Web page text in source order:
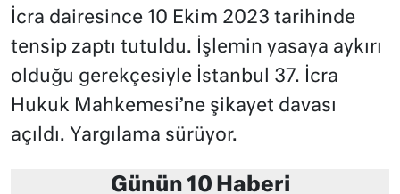
İcra dairesince 10 Ekim 2023 tarihinde
tensip zaptı tutuldu. İşlemin yasaya aykırı
olduğu gerekçesiyle İstanbul 37. İcra
Hukuk Mahkemesi’ne şikayet davası
açıldı. Yargılama sürüyor.
Günün 10 Haberi